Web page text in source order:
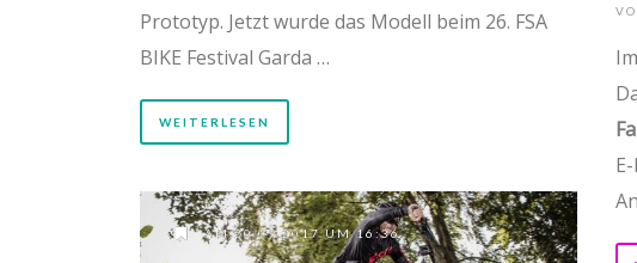
Prototyp. Jetzt wurde das Modell beim 26. FSA
BIKE Festival Garda …
WEITERLESEN
AM 20.09.2017 UM 16:36